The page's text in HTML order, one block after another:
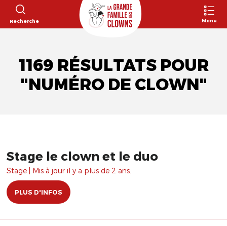
Recherche Menu
1169 RÉSULTATS POUR
"NUMÉRO DE CLOWN"
Stage le clown et le duo
Stage | Mis à jour il y a plus de 2 ans.
PLUS D'INFOS